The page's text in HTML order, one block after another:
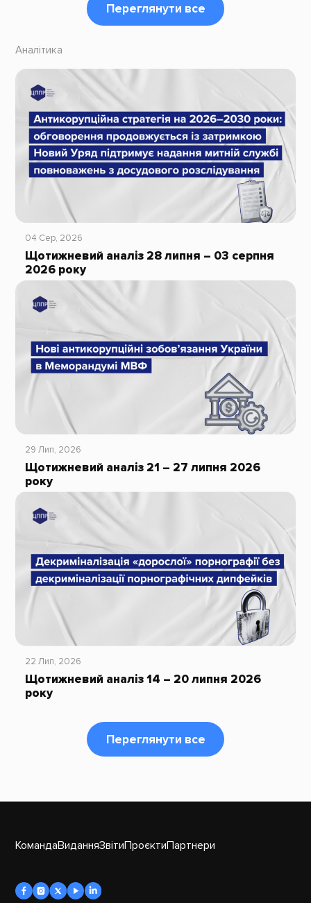
Переглянути все
Аналітика
04 Сер, 2026
Щотижневий аналіз 28 липня – 03 серпня
2026 року
29 Лип, 2026
Щотижневий аналіз 21 – 27 липня 2026
року
22 Лип, 2026
Щотижневий аналіз 14 – 20 липня 2026
року
Переглянути все
КомандаВиданняЗвітиПроєктиПартнери